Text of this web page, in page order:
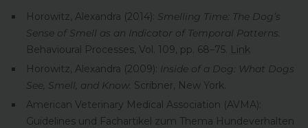
Horowitz, Alexandra (2014): Smelling Time: The Dog’s
Sense of Smell as an Indicator of Temporal Patterns.
Behavioural Processes, Vol. 109, pp. 68–75. Link
Horowitz, Alexandra (2009): Inside of a Dog: What Dogs
See, Smell, and Know. Scribner, New York.
American Veterinary Medical Association (AVMA):
Guidelines und Fachartikel zum Thema Hundeverhalten